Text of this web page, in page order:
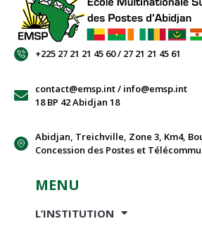
+225 27 21 21 45 60 / 27 21 21 45 61
contact@emsp.int / info@emsp.int
18 BP 42 Abidjan 18
Abidjan, Treichville, Zone 3, Km4,
Concession des Postes et
MENU
L’INSTITUTION